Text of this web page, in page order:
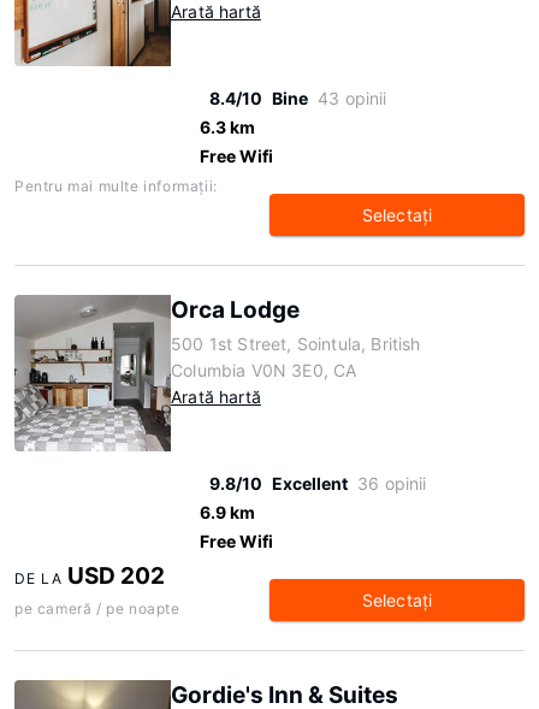
Arată hartă
8.4/10 Bine 43 opinii
6.3 km
Free Wifi
Pentru mai multe informaţii:
Selectaţi
Orca Lodge
500 1st Street, Sointula, British
Columbia V0N 3E0, CA
Arată hartă
9.8/10 Excellent 36 opinii
6.9 km
Free Wifi
DE LA USD 202
pe cameră / pe noapte Selectaţi
Gordie's Inn & Suites